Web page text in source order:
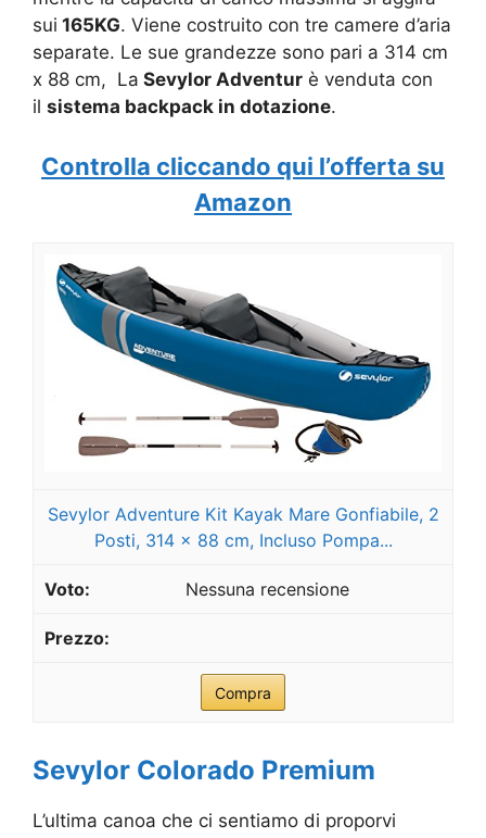
sui 165KG. Viene costruito con tre camere d’aria
separate. Le sue grandezze sono pari a 314 cm
x 88 cm, La Sevylor Adventur è venduta con
il sistema backpack in dotazione.
Controlla cliccando qui l’offerta su
Amazon
Sevylor Adventure Kit Kayak Mare Gonfiabile, 2
Posti, 314 x 88 cm, Incluso Pompa...
Nessuna recensione
Compra
Sevylor Colorado Premium
L’ultima canoa che ci sentiamo di proporvi